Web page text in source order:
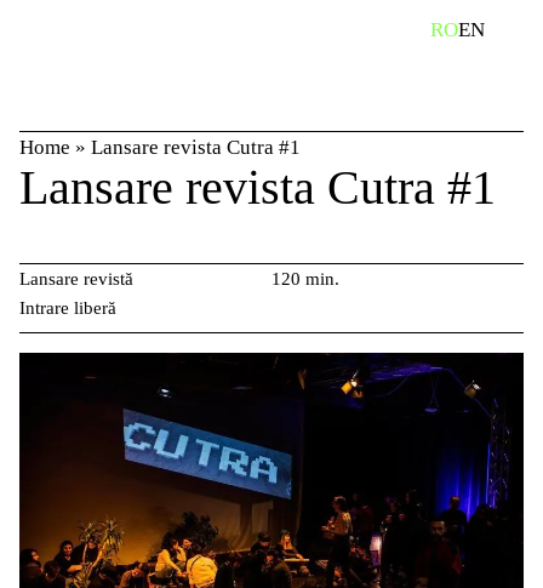
ROEN
Home » Lansare revista Cutra #1
Lansare revista Cutra #1
Lansare revistă
Intrare liberă
120 min.